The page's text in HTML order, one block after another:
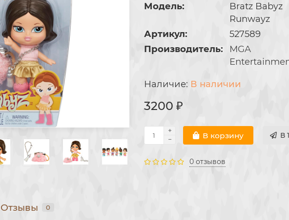
Модель:
Bratz Babyz
Runwayz
Артикул:
527589
Производитель:
MGA
В наличии
3200 ₽
В корзину В
0 отзывов
Отзывы 0